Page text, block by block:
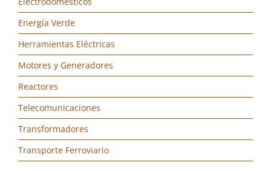
Energía Verde
Herramientas Eléctricas
Motores y Generadores
Reactores
Telecomunicaciones
Transformadores
Transporte Ferroviario